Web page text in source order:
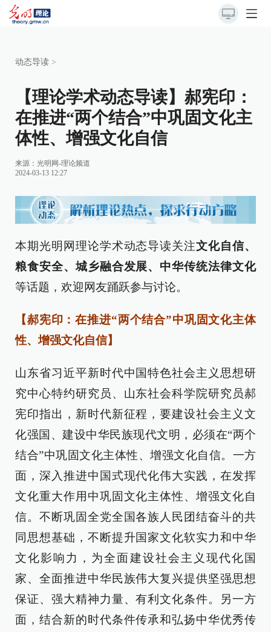
动态导读 >
【理论学术动态导读】郝宪印：
在推进“两个结合”中巩固文化主
体性、增强文化自信
来源： 光明网-理论频道
2024-03-13 12:27
本期光明网理论学术动态导读关注文化自信、
粮食安全、城乡融合发展、中华传统法律文化
等话题，欢迎网友踊跃参与讨论。
【郝宪印：在推进“两个结合”中巩固文化主体
性、增强文化自信】
山东省习近平新时代中国特色社会主义思想研
究中心特约研究员、山东社会科学院研究员郝
宪印指出，新时代新征程，要建设社会主义文
化强国、建设中华民族现代文明，必须在“两个
结合”中巩固文化主体性、增强文化自信。一方
面，深入推进中国式现代化伟大实践，在发挥
文化重大作用中巩固文化主体性、增强文化自
信。不断巩固全党全国各族人民团结奋斗的共
同思想基础，不断提升国家文化软实力和中华
文化影响力，为全面建设社会主义现代化国
家、全面推进中华民族伟大复兴提供坚强思想
保证、强大精神力量、有利文化条件。另一方
面，结合新的时代条件传承和弘扬中华优秀传